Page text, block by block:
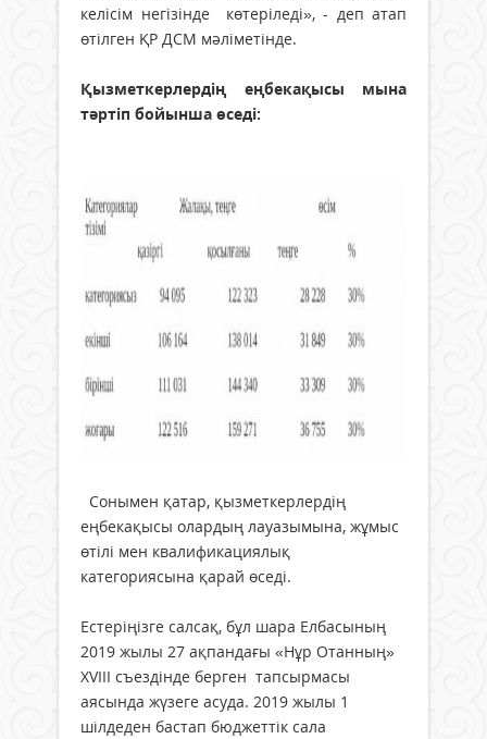
келісім негізінде көтеріледі», - деп атап
өтілген ҚР ДСМ мәліметінде.
Қызметкерлердің еңбекақысы мына
тәртіп бойынша өседі:
Сонымен қатар, қызметкерлердің
еңбекақысы олардың лауазымына, жұмыс
өтілі мен квалификациялық
категориясына қарай өседі.
Естеріңізге салсақ, бұл шара Елбасының
2019 жылы 27 ақпандағы «Нұр Отанның»
XVIII съездінде берген тапсырмасы
аясында жүзеге асуда. 2019 жылы 1
шілдеден бастап бюджеттік сала